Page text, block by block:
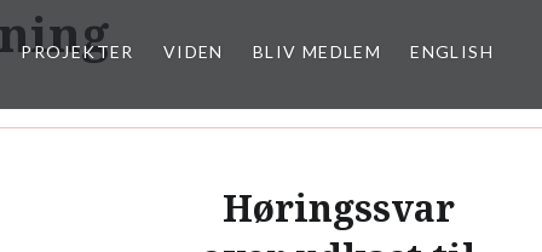
PROJEKTER VIDEN BLIV MEDLEM ENGLISH
Høringssvar